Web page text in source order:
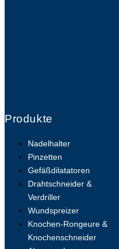
Produkte
Nadelhalter
Pinzetten
Gefäßdilatatoren
Drahtschneider &
Verdriller
Wundspreizer
Knochen-Rongeure &
Knochenschneider